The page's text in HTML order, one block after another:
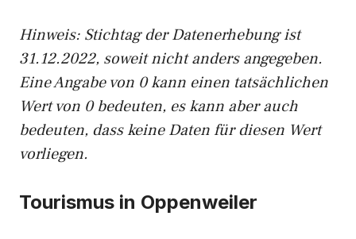
Hinweis: Stichtag der Datenerhebung ist
31.12.2022, soweit nicht anders angegeben.
Eine Angabe von 0 kann einen tatsächlichen
Wert von 0 bedeuten, es kann aber auch
bedeuten, dass keine Daten für diesen Wert
vorliegen.
Tourismus in Oppenweiler